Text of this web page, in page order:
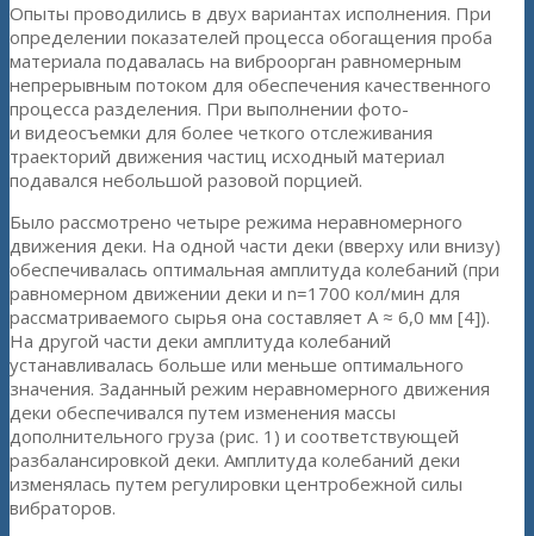
Опыты проводились в двух вариантах исполнения. При
определении показателей процесса обогащения проба
материала подавалась на виброорган равномерным
непрерывным потоком для обеспечения качественного
процесса разделения. При выполнении фото-
и видеосъемки для более четкого отслеживания
траекторий движения частиц исходный материал
подавался небольшой разовой порцией.
Было рассмотрено четыре режима неравномерного
движения деки. На одной части деки (вверху или внизу)
обеспечивалась оптимальная амплитуда колебаний (при
равномерном движении деки и n=1700 кол/мин для
рассматриваемого сырья она составляет А ≈ 6,0 мм [4]).
На другой части деки амплитуда колебаний
устанавливалась больше или меньше оптимального
значения. Заданный режим неравномерного движения
деки обеспечивался путем изменения массы
дополнительного груза (рис. 1) и соответствующей
разбалансировкой деки. Амплитуда колебаний деки
изменялась путем регулировки центробежной силы
вибраторов.